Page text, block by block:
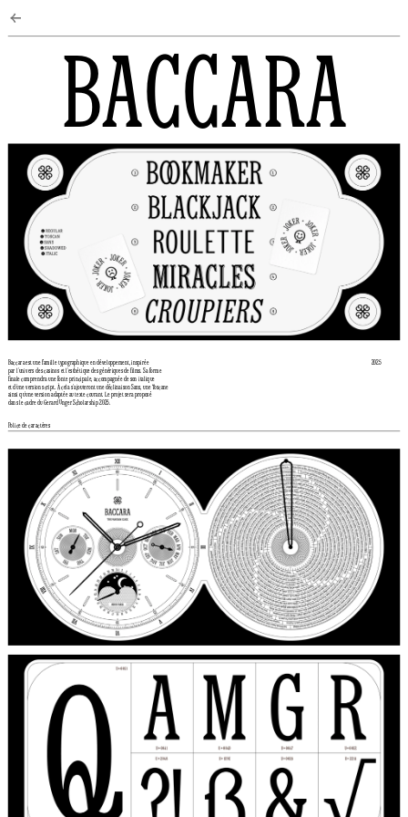
←
BACCARA
Baccara est une famille typographique en développement, inspirée
par l’univers des casinos et l’esthétique des génériques de films. Sa forme
finale comprendra une fonte principale, accompagnée de son italique
et d’une version script. À cela s’ajouteront une déclinaison Sans, une Toscane
ainsi qu’une version adaptée au texte courant. Le projet sera proposé
dans le cadre du Gerard Unger Scholarship 2025.
2025
Police de caractères